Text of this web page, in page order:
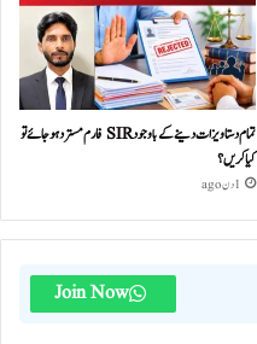
تمام دستاویزات دینے کے باوجود SIR فارم مسترد ہو جائے تو
کیا کریں؟
1 دن ago
Join Now